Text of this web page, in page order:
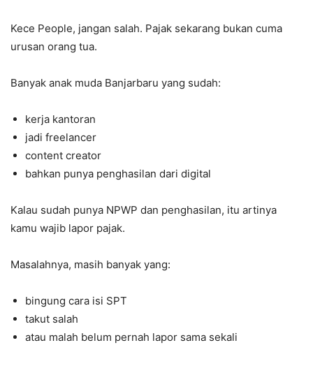
Kece People, jangan salah. Pajak sekarang bukan cuma
urusan orang tua.
Banyak anak muda Banjarbaru yang sudah:
kerja kantoran
jadi freelancer
content creator
bahkan punya penghasilan dari digital
Kalau sudah punya NPWP dan penghasilan, itu artinya
kamu wajib lapor pajak.
Masalahnya, masih banyak yang:
bingung cara isi SPT
takut salah
atau malah belum pernah lapor sama sekali